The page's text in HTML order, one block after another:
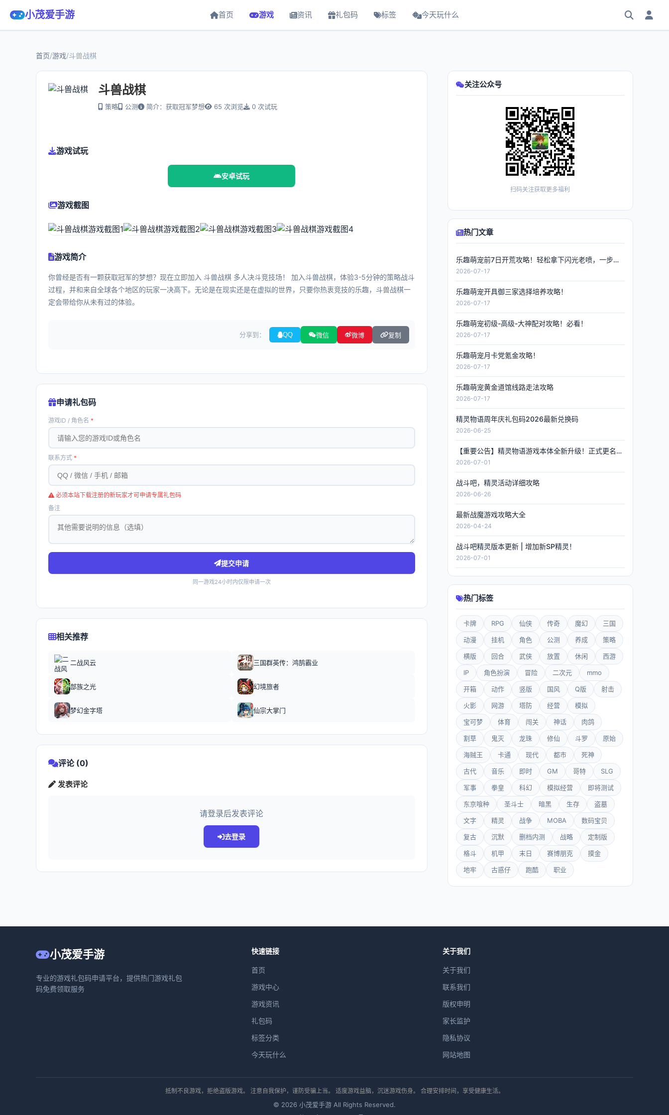
小茂爱手游 首页 游戏 资讯 礼包码 标签 今天玩什么
首页/游戏/斗兽战棋
斗兽战棋
策略 公测 简介：获取冠军梦想 65 次浏览 0 次试玩
游戏试玩
安卓试玩
游戏截图
游戏简介
你曾经是否有一颗获取冠军的梦想？现在立即加入 斗兽战棋 多人决斗竞技场！ 加入斗兽战棋，体验3-5分钟的策略战斗
过程，并和来自全球各个地区的玩家一决高下。无论是在现实还是在虚拟的世界，只要你热衷竞技的乐趣，斗兽战棋一
定会带给你从未有过的体验。
分享到： QQ 微信 微博 复制
申请礼包码
游戏ID / 角色名 *
联系方式 *
必须本站下载注册的新玩家才可申请专属礼包码
备注
提交申请
同一游戏24小时内仅限申请一次
相关推荐
二战风云 三国群英传：鸿鹄霸业
部族之光 幻境旅者
梦幻金字塔 仙宗大掌门
评论 (0)
发表评论
请登录后发表评论
去登录
关注公众号
扫码关注获取更多福利
热门文章
乐趣萌宠前7日开荒攻略！轻松拿下闪光老喷，一步到位
2026-07-17
乐趣萌宠开具御三家选择培养攻略！
2026-07-17
乐趣萌宠初级-高级-大神配对攻略！必看！
2026-07-17
乐趣萌宠月卡党氪金攻略！
2026-07-17
乐趣萌宠黄金道馆线路走法攻略
2026-07-17
精灵物语周年庆礼包码2026最新兑换码
2026-06-25
【重要公告】精灵物语游戏本体全新升级！正式更名《精灵联萌》，数据全程保留！
2026-07-01
战斗吧，精灵活动详细攻略
2026-06-26
最新战魔游戏攻略大全
2026-04-24
战斗吧精灵版本更新 | 增加新SP精灵！
2026-07-01
热门标签
卡牌 RPG 仙侠 传奇 魔幻 三国
动漫 挂机 角色 公测 养成 策略
横版 回合 武侠 放置 休闲 西游
IP 角色扮演 冒险 二次元 mmo
开箱 动作 竖版 国风 Q版 射击
火影 网游 塔防 经营 模拟
宝可梦 体育 闯关 神话 肉鸽
割草 鬼灭 龙珠 修仙 斗罗 原始
海贼王 卡通 现代 都市 死神
古代 音乐 即时 GM 哥特 SLG
军事 拳皇 科幻 模拟经营 即将测试
东京喰种 圣斗士 暗黑 生存 盗墓
文字 精灵 战争 MOBA 数码宝贝
复古 沉默 删档内测 战略 定制版
格斗 机甲 末日 赛博朋克 摸金
地牢 古惑仔 跑酷 职业
小茂爱手游
专业的游戏礼包码申请平台，提供热门游戏礼包
码免费领取服务
快速链接
首页
游戏中心
游戏资讯
礼包码
标签分类
今天玩什么
关于我们
关于我们
联系我们
版权申明
家长监护
隐私协议
网站地图
抵制不良游戏，拒绝盗版游戏。 注意自我保护，谨防受骗上当。 适度游戏益脑，沉迷游戏伤身。 合理安排时间，享受健康生活。
© 2026 小茂爱手游 All Rights Reserved.